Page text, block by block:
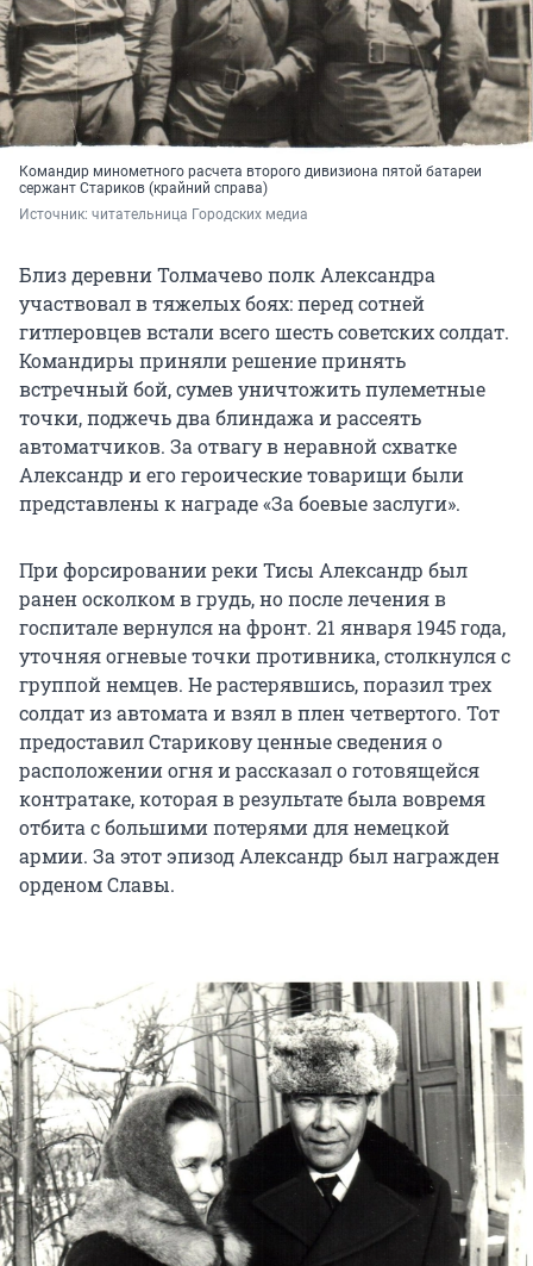
Командир минометного расчета второго дивизиона пятой батареи
сержант Стариков (крайний справа)
Источник: читательница Городских медиа
Близ деревни Толмачево полк Александра
участвовал в тяжелых боях: перед сотней
гитлеровцев встали всего шесть советских солдат.
Командиры приняли решение принять
встречный бой, сумев уничтожить пулеметные
точки, поджечь два блиндажа и рассеять
автоматчиков. За отвагу в неравной схватке
Александр и его героические товарищи были
представлены к награде «За боевые заслуги».
При форсировании реки Тисы Александр был
ранен осколком в грудь, но после лечения в
госпитале вернулся на фронт. 21 января 1945 года,
уточняя огневые точки противника, столкнулся с
группой немцев. Не растерявшись, поразил трех
солдат из автомата и взял в плен четвертого. Тот
предоставил Старикову ценные сведения о
расположении огня и рассказал о готовящейся
контратаке, которая в результате была вовремя
отбита с большими потерями для немецкой
армии. За этот эпизод Александр был награжден
орденом Славы.